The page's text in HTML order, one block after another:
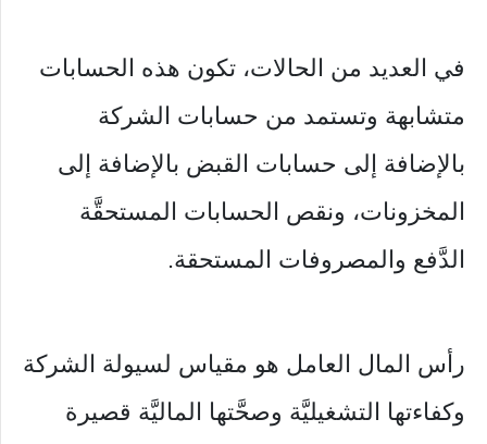
في العديد من الحالات، تكون هذه الحسابات
متشابهة وتستمد من حسابات الشركة
بالإضافة إلى حسابات القبض بالإضافة إلى
المخزونات، ونقص الحسابات المستحقَّة
الدَّفع والمصروفات المستحقة.
رأس المال العامل هو مقياس لسيولة الشركة
وكفاءتها التشغيليَّة وصحَّتها الماليَّة قصيرة